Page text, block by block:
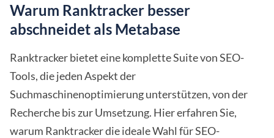
Warum Ranktracker besser
abschneidet als Metabase
Ranktracker bietet eine komplette Suite von SEO-
Tools, die jeden Aspekt der
Suchmaschinenoptimierung unterstützen, von der
Recherche bis zur Umsetzung. Hier erfahren Sie,
warum Ranktracker die ideale Wahl für SEO-